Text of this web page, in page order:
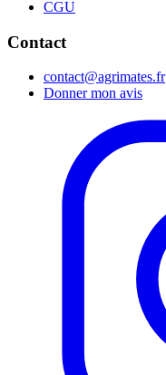
CGU
Contact
contact@agrimates.fr
Donner mon avis